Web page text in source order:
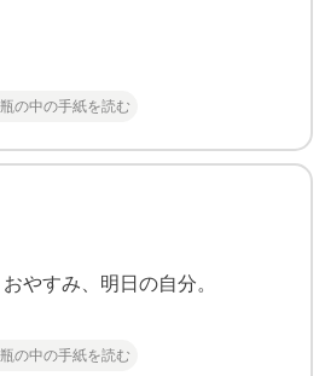
の中の手紙を読む
やすみ、明日の自分。
の中の手紙を読む